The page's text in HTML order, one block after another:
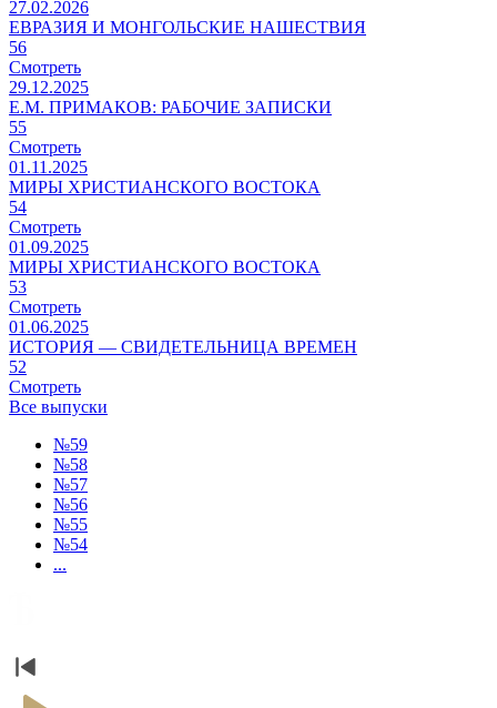
27.02.2026
ЕВРАЗИЯ И МОНГОЛЬСКИЕ НАШЕСТВИЯ
56
Смотреть
29.12.2025
Е.М. ПРИМАКОВ: РАБОЧИЕ ЗАПИСКИ
55
Смотреть
01.11.2025
МИРЫ ХРИСТИАНСКОГО ВОСТОКА
54
Смотреть
01.09.2025
МИРЫ ХРИСТИАНСКОГО ВОСТОКА
53
Смотреть
01.06.2025
ИСТОРИЯ — СВИДЕТЕЛЬНИЦА ВРЕМЕН
52
Смотреть
Все выпуски
№59
№58
№57
№56
№55
№54
...